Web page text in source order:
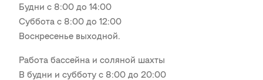
Будни с 8:00 до 14:00
Суббота с 8:00 до 12:00
Воскресенье выходной.
Работа бассейна и соляной шахты
В будни и субботу с 8:00 до 20:00